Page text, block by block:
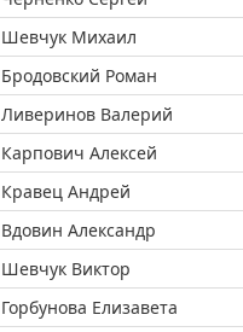
Шевчук Михаил
Бродовский Роман
Ливеринов Валерий
Карпович Алексей
Кравец Андрей
Вдовин Александр
Шевчук Виктор
Горбунова Елизавета